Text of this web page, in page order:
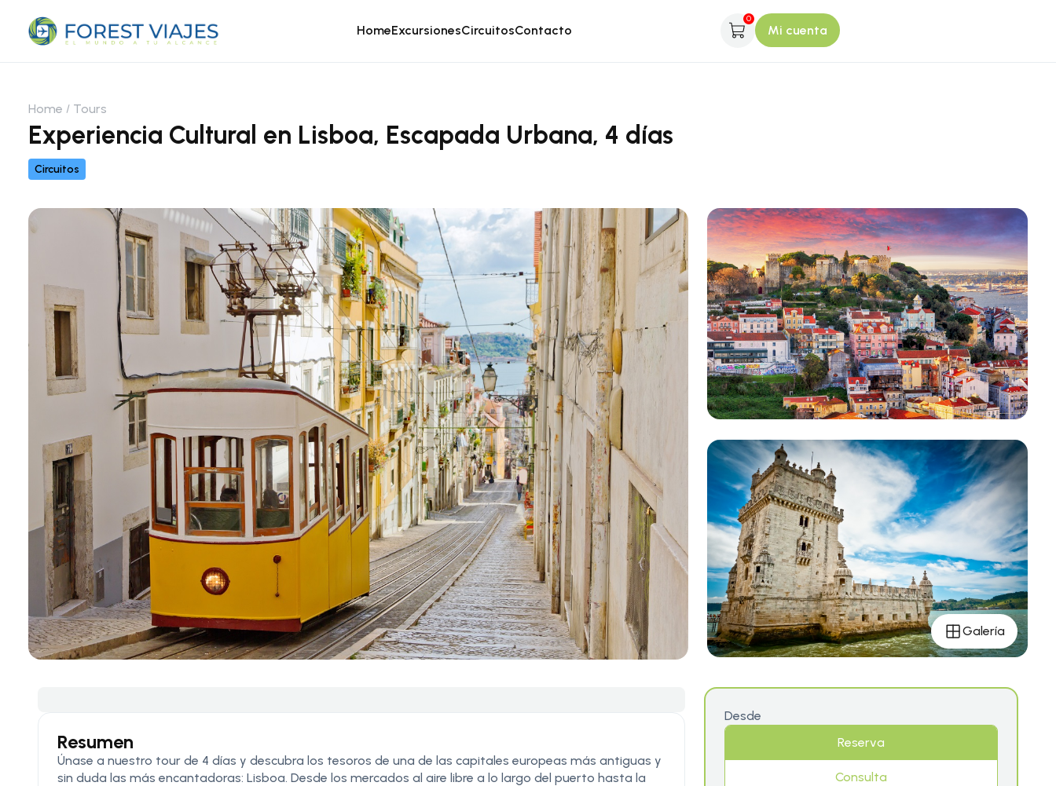
HomeExcursionesCircuitosContacto
0
Mi cuenta
Home Tours
Experiencia Cultural en Lisboa, Escapada Urbana, 4 días
Circuitos
Galería
Resumen
Únase a nuestro tour de 4 días y descubra los tesoros de una de las capitales europeas más antiguas y
sin duda las más encantadoras: Lisboa. Desde los mercados al aire libre a lo largo del puerto hasta la
Desde
Reserva
Consulta